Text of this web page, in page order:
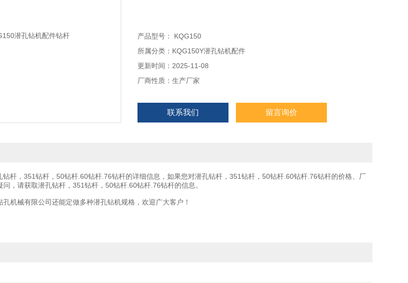
产品型号： KQG150
所属分类：KQG150Y潜孔钻机配件
更新时间：2025-11-08
厂商性质：生产厂家
联系我们 留言询价
，351钻杆，50钻杆.60钻杆.76钻杆的详细信息，如果您对潜孔钻杆，351钻杆，50钻杆.60钻杆.76钻杆的价格、厂
，请获取潜孔钻杆，351钻杆，50钻杆.60钻杆.76钻杆的信息。
械有限公司还能定做多种潜孔钻机规格，欢迎广大客户！